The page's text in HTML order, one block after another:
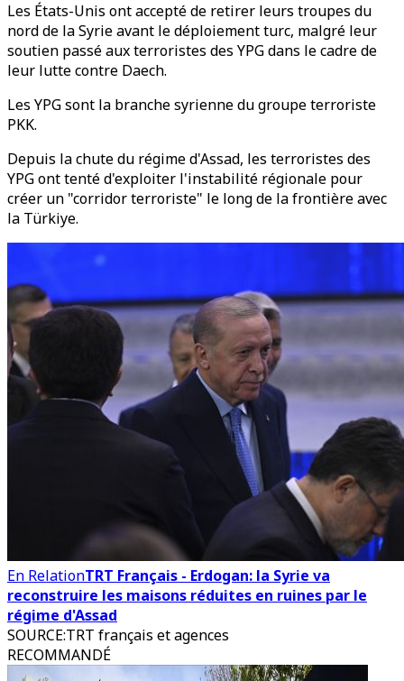
Les États-Unis ont accepté de retirer leurs troupes du
nord de la Syrie avant le déploiement turc, malgré leur
soutien passé aux terroristes des YPG dans le cadre de
leur lutte contre Daech.
Les YPG sont la branche syrienne du groupe terroriste
PKK.
Depuis la chute du régime d'Assad, les terroristes des
YPG ont tenté d'exploiter l'instabilité régionale pour
créer un "corridor terroriste" le long de la frontière avec
la Türkiye.
En RelationTRT Français - Erdogan: la Syrie va
reconstruire les maisons réduites en ruines par le
régime d'Assad
SOURCE:TRT français et agences
RECOMMANDÉ